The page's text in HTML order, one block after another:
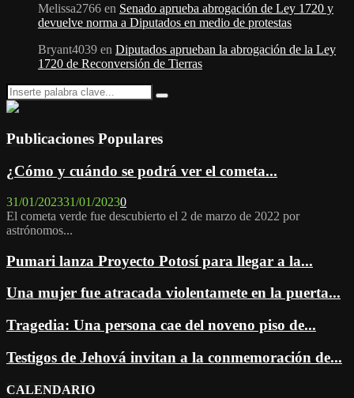
Melissa2766 en Senado aprueba abrogación de Ley 1720 y
devuelve norma a Diputados en medio de protestas
Bryant4039 en Diputados aprueban la abrogación de la Ley
1720 de Reconversión de Tierras
Search
for:
Search
Publicaciones Populares
¿Cómo y cuándo se podrá ver el cometa...
31/01/202331/01/20230
El cometa verde fue descubierto el 2 de marzo de 2022 por
astrónomos...
Pumari lanza Proyecto Potosí para llegar a la...
Una mujer fue atracada violentamete en la puerta...
Tragedia: Una persona cae del noveno piso de...
Testigos de Jehová invitan a la conmemoración de...
CALENDARIO